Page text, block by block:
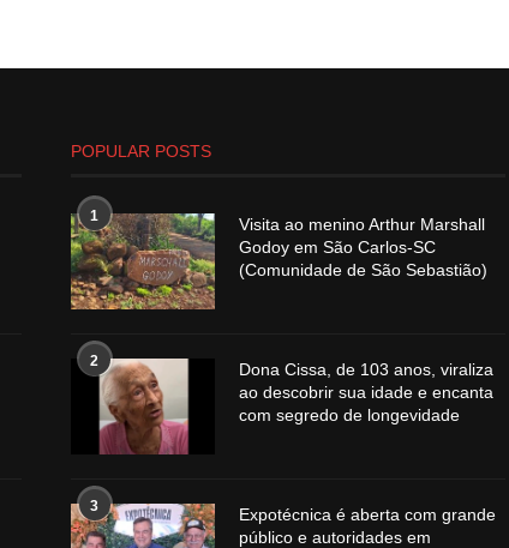
POPULAR POSTS
1
Visita ao menino Arthur Marshall
Godoy em São Carlos-SC
(Comunidade de São Sebastião)
2
Dona Cissa, de 103 anos, viraliza
ao descobrir sua idade e encanta
com segredo de longevidade
3
Expotécnica é aberta com grande
público e autoridades em